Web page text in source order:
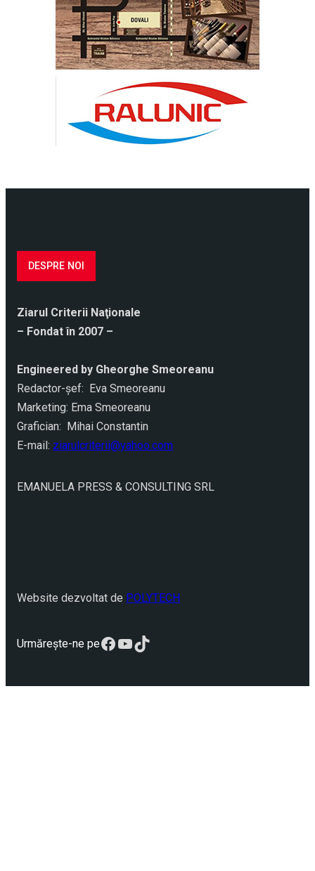
DESPRE NOI
Ziarul Criterii Naţionale
– Fondat în 2007 –
Engineered by Gheorghe Smeoreanu
Redactor-şef: Eva Smeoreanu
Marketing: Ema Smeoreanu
Grafician: Mihai Constantin
E-mail: ziarulcriterii@yahoo.com
EMANUELA PRESS & CONSULTING SRL
Website dezvoltat de POLYTECH
Urmărește-ne peFacebook
YouTube
TikTok